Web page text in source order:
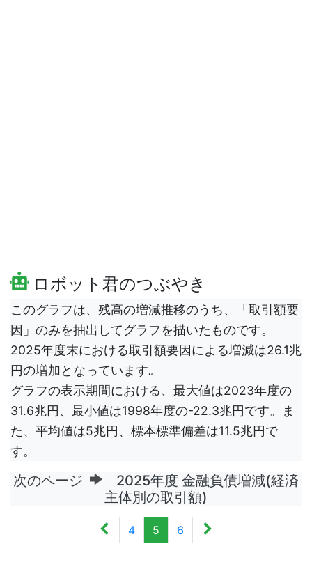
ロボット君のつぶやき
このグラフは、残高の増減推移のうち、「取引額要
因」のみを抽出してグラフを描いたものです。
2025年度末における取引額要因による増減は26.1兆
円の増加となっています｡
グラフの表示期間における、最大値は2023年度の
31.6兆円、最小値は1998年度の-22.3兆円です。ま
た、平均値は5兆円、標本標準偏差は11.5兆円で
す。
次のページ
2025年度 金融負債増減(経済
主体別の取引額)
4 5 6